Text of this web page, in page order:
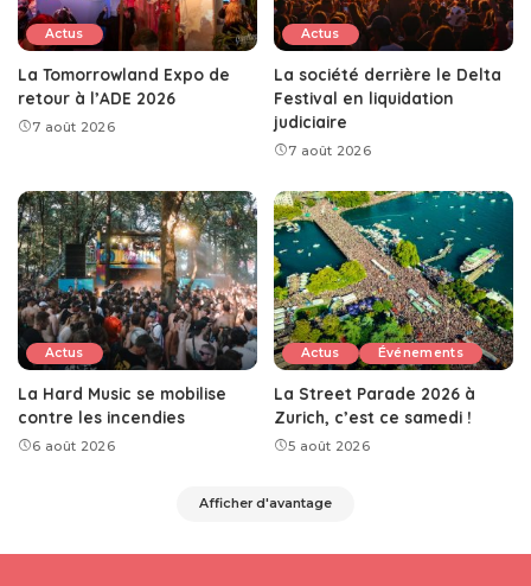
Actus
La Tomorrowland Expo de
retour à l’ADE 2026
7 août 2026
Actus
La société derrière le Delta
Festival en liquidation
judiciaire
7 août 2026
Actus
La Hard Music se mobilise
contre les incendies
6 août 2026
Actus Événements
La Street Parade 2026 à
Zurich, c’est ce samedi !
5 août 2026
Afficher d'avantage